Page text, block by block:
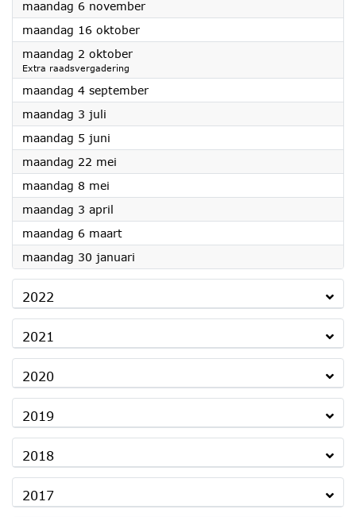
maandag 6 november2023
maandag 16 oktober2023
maandag 2 oktober2023
Extra raadsvergadering
maandag 4 september2023
maandag 3 juli
maandag 5 juni
maandag 22 mei
maandag 8 mei
maandag 3 april
maandag 6 maart2023
maandag 30 januari
2022
2021
2020
2019
2018
2017